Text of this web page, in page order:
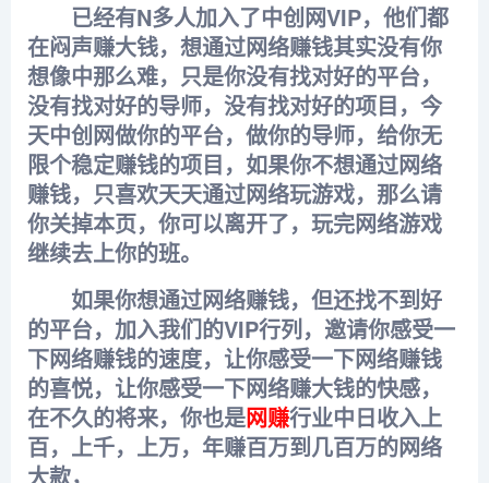
已经有N多人加入了中创网VIP，他们都
在闷声赚大钱，想通过网络赚钱其实没有你
想像中那么难，只是你没有找对好的平台，
没有找对好的导师，没有找对好的项目，今
天中创网做你的平台，做你的导师，给你无
限个稳定赚钱的项目，如果你不想通过网络
赚钱，只喜欢天天通过网络玩游戏，那么请
你关掉本页，你可以离开了，玩完网络游戏
继续去上你的班。
如果你想通过网络赚钱，但还找不到好
的平台，加入我们的VIP行列，邀请你感受一
下网络赚钱的速度，让你感受一下网络赚钱
的喜悦，让你感受一下网络赚大钱的快感，
在不久的将来，你也是网赚行业中日收入上
百，上千，上万，年赚百万到几百万的网络
大款，